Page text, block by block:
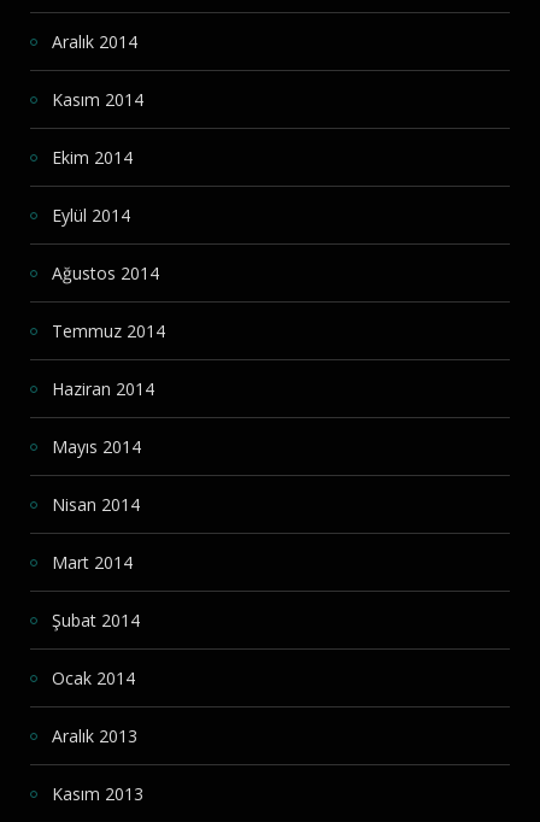
Aralık 2014
Kasım 2014
Ekim 2014
Eylül 2014
Ağustos 2014
Temmuz 2014
Haziran 2014
Mayıs 2014
Nisan 2014
Mart 2014
Şubat 2014
Ocak 2014
Aralık 2013
Kasım 2013